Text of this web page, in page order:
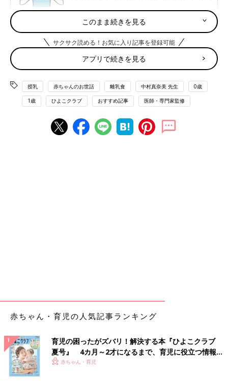
チに張ったりなど、ママの体にダイレクトに影
響を及ぼすため、授乳が嫌になるほど悩む人
も。そんなおっぱいトラブルのセルフケア方法
や予防法を、保健師・助産師・看護師の中村真
6大疑問Q＆A「冬の授乳、これやっていい？」
授乳中の赤ちゃんの防寒、おっぱいケア、ミルクの温度など、
「冬の授乳、これやっていい？」とママ・パパで悩みがちなこと
について、Q＆Aにまとめました。
【質問1】授乳中、赤ちゃんの体が冷たい。電気毛布で温
めてもいい？
【中村先生から】
いいの？
【中村先生から】
母乳はママの血液からつくられるもの。ママが寒さで体が冷え、
血流が悪くなることのほか、体調によって母乳の分泌が減ること
もあります。「体を温める」「栄養バランスのいい食事をとる」
このまま続きを見る
サクサク読める！お気に入り記事を登録可能
アプリで続きを見る
授乳 赤ちゃんのお世話 離乳食 中村真奈美 先生 0歳
1歳 ひよこクラブ おすすめ記事 医師・専門家監修
赤ちゃん・育児の人気記事ランキング
育児の困ったがズバリ！解決する本『ひよこクラブ
夏号』 4カ月～2才になるまで、育児に役立つ情報が
いっぱい！
赤ちゃん・育児